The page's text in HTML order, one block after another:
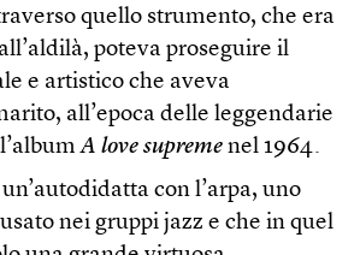
quello strumento, che era
poteva proseguire il
e artistico che aveva
all’epoca delle leggendarie
A love supreme nel 1964.
con l’arpa, uno
nei gruppi jazz e che in quel